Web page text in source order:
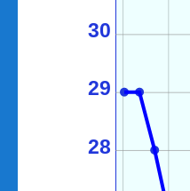
28
29
30